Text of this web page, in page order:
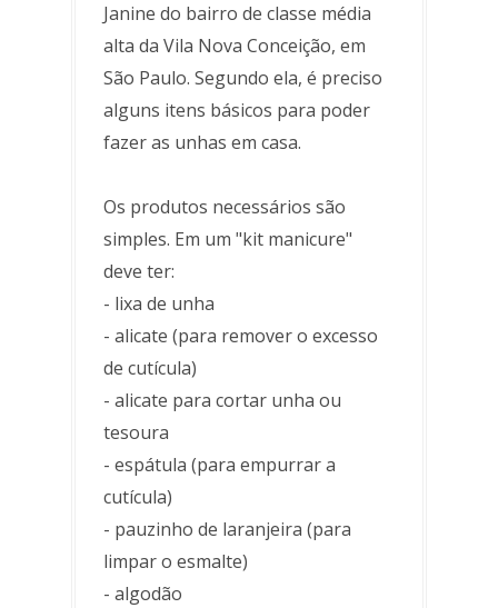
Janine do bairro de classe média
alta da Vila Nova Conceição, em
São Paulo. Segundo ela, é preciso
alguns itens básicos para poder
fazer as unhas em casa.
Os produtos necessários são
simples. Em um "kit manicure"
deve ter:
- lixa de unha
- alicate (para remover o excesso
de cutícula)
- alicate para cortar unha ou
tesoura
- espátula (para empurrar a
cutícula)
- pauzinho de laranjeira (para
limpar o esmalte)
- algodão